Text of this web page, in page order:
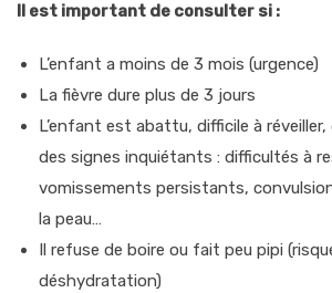
Il est important de consulter si :
L’enfant a moins de 3 mois (urgence)
La fièvre dure plus de 3 jours
L’enfant est abattu, difficile à réveiller,
des signes inquiétants : difficultés à
vomissements persistants,
la peau…
Il refuse de boire ou fait peu pipi
déshydratation)